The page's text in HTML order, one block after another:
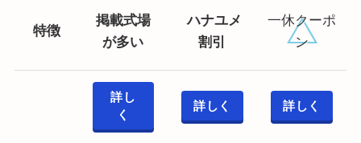
特徴
掲載式場
が多い
ハナユメ
割引
一休クーポ
ン
詳し
く
詳しく 詳しく